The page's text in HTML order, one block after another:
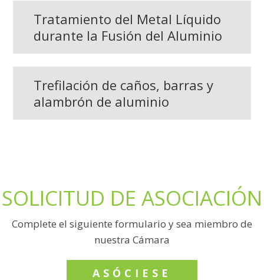
Tratamiento del Metal Líquido
durante la Fusión del Aluminio
Trefilación de caños, barras y
alambrón de aluminio
SOLICITUD DE ASOCIACIÓN
Complete el siguiente formulario y sea miembro de
nuestra Cámara
ASÓCIESE